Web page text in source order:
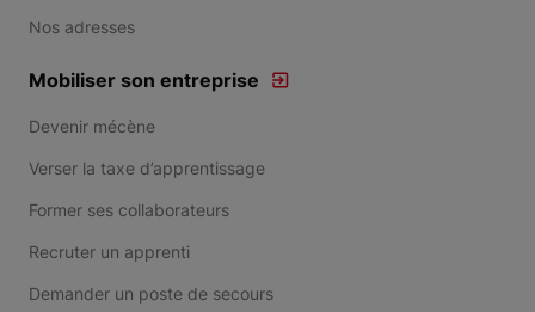
Nos adresses
Mobiliser son entreprise
Devenir mécène
Verser la taxe d’apprentissage
Former ses collaborateurs
Recruter un apprenti
Demander un poste de secours